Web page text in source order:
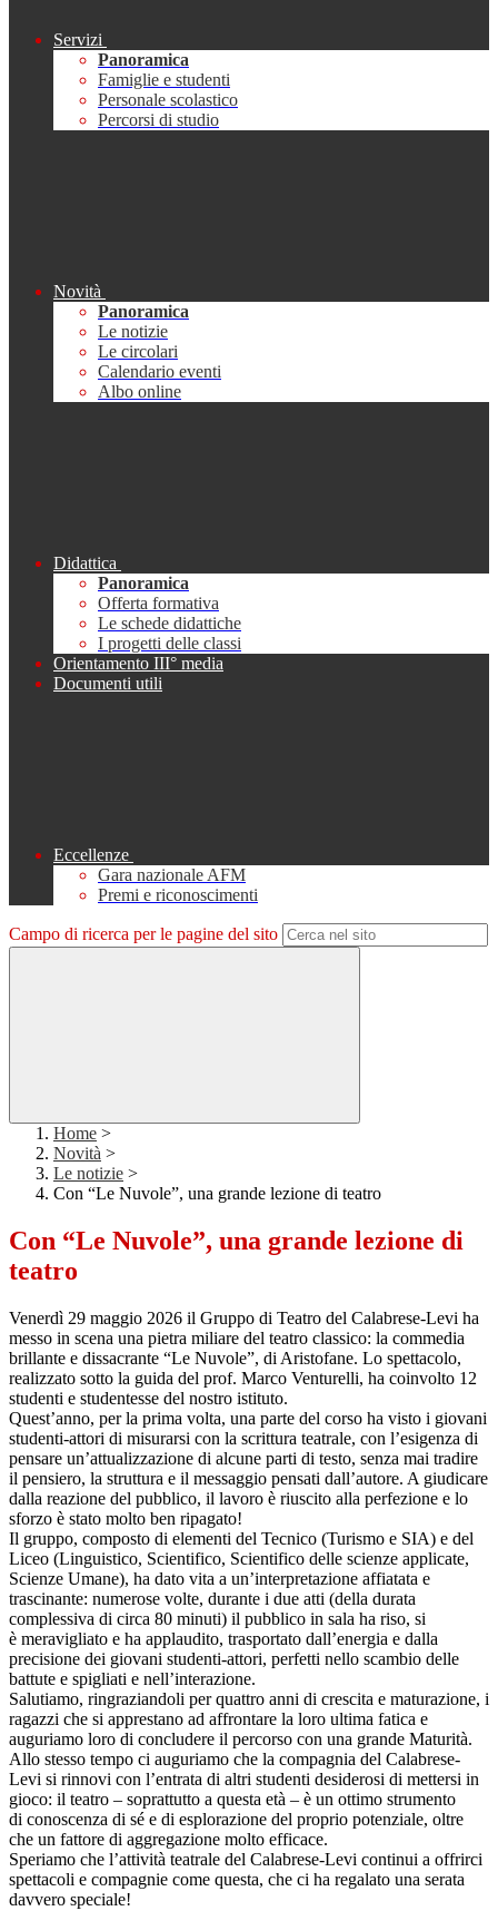
Servizi
Panoramica
Famiglie e studenti
Personale scolastico
Percorsi di studio
Novità
Panoramica
Le notizie
Le circolari
Calendario eventi
Albo online
Didattica
Panoramica
Offerta formativa
Le schede didattiche
I progetti delle classi
Orientamento III° media
Documenti utili
Eccellenze
Gara nazionale AFM
Premi e riconoscimenti
Campo di ricerca per le pagine del sito
Home >
Novità >
Le notizie >
Con “Le Nuvole”, una grande lezione di teatro
Con “Le Nuvole”, una grande lezione di
teatro
Venerdì 29 maggio 2026 il Gruppo di Teatro del Calabrese-Levi ha
messo in scena una pietra miliare del teatro classico: la commedia
brillante e dissacrante “Le Nuvole”, di Aristofane. Lo spettacolo,
realizzato sotto la guida del prof. Marco Venturelli, ha coinvolto 12
studenti e studentesse del nostro istituto.
Quest’anno, per la prima volta, una parte del corso ha visto i giovani
studenti-attori di misurarsi con la scrittura teatrale, con l’esigenza di
pensare un’attualizzazione di alcune parti di testo, senza mai tradire
il pensiero, la struttura e il messaggio pensati dall’autore. A giudicare
dalla reazione del pubblico, il lavoro è riuscito alla perfezione e lo
sforzo è stato molto ben ripagato!
Il gruppo, composto di elementi del Tecnico (Turismo e SIA) e del
Liceo (Linguistico, Scientifico, Scientifico delle scienze applicate,
Scienze Umane), ha dato vita a un’interpretazione affiatata e
trascinante: numerose volte, durante i due atti (della durata
complessiva di circa 80 minuti) il pubblico in sala ha riso, si
è meravigliato e ha applaudito, trasportato dall’energia e dalla
precisione dei giovani studenti-attori, perfetti nello scambio delle
battute e spigliati e nell’interazione.
Salutiamo, ringraziandoli per quattro anni di crescita e maturazione, i
ragazzi che si apprestano ad affrontare la loro ultima fatica e
auguriamo loro di concludere il percorso con una grande Maturità.
Allo stesso tempo ci auguriamo che la compagnia del Calabrese-
Levi si rinnovi con l’entrata di altri studenti desiderosi di mettersi in
gioco: il teatro – soprattutto a questa età – è un ottimo strumento
di conoscenza di sé e di esplorazione del proprio potenziale, oltre
che un fattore di aggregazione molto efficace.
Speriamo che l’attività teatrale del Calabrese-Levi continui a offrirci
spettacoli e compagnie come questa, che ci ha regalato una serata
davvero speciale!